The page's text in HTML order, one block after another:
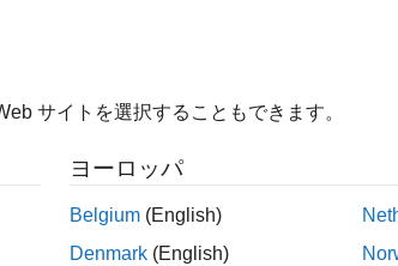
サイトを選択することもできます。
ヨーロッパ
Belgium (English)
Denmark (English)